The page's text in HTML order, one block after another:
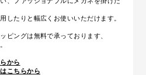
したりと幅広くお使いいただけます。
ピングは無料で承っております、
から
こちらから